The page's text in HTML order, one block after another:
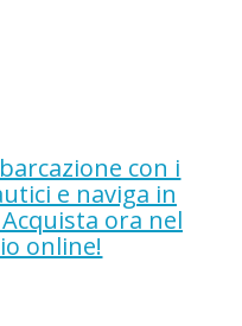
con i
e naviga in
ora nel
online!